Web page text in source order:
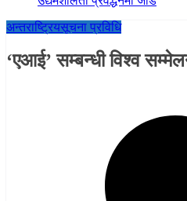
अन्तराष्ट्रियसूचना प्रविधि
‘एआई’ सम्बन्धी विश्व